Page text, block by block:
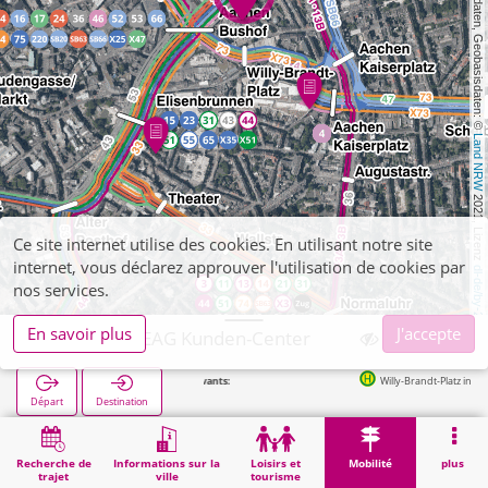
, Kartendaten, Geobasisdaten: ©
Land NRW
2021, Lizenz
dl-de/by-2-0
Recherche de
trajet
Informations sur la
ville
Loisirs et
tourisme
Mobilité plus
Aachen, ASEAG Kunden-Center
Départ Destination
Willy-Brandt-Platz in 179m
Démarrage Vente de billets Aachen, ASEAG Kunden-Center
Ce site internet utilise des cookies. En utilisant notre site
internet, vous déclarez approuver l'utilisation de cookies par
nos services.
En savoir plus
J'accepte